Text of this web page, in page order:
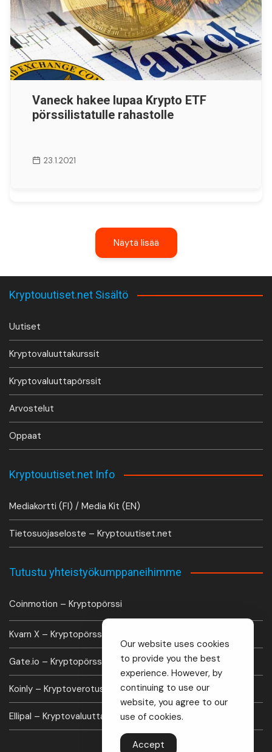
Vaneck hakee lupaa Krypto ETF
pörssilistatulle rahastolle
23.1.2021
Näytä lisää
Kryptouutiset.net Sisältö
Uutiset
Kryptovaluuttakurssit
Kryptovaluuttapörssit
Arvostelut
Oppaat
Kryptouutiset.net Info
Mediakortti (FI) / Media Kit (EN)
Tietosuojaseloste – Kryptouutiset.net
Tutustu yhteistyökumppaneihimme
Coinmotion – Kryptopörssi
Kvarn X – Kryptopörssi
Gate.io – Kryptopörssi
Koinly – Kryptoverotus laskuri
Ellipal – Kryptovaluutta lompakko
Our website uses cookies
to provide you the best
experience. However, by
continuing to use our
website, you agree to our
use of cookies.
Accept